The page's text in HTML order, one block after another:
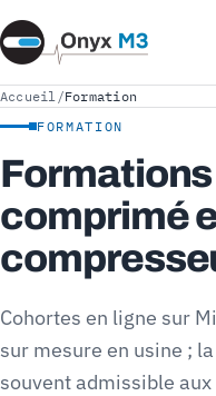
Accueil /Formation
FORMATION
Formations
comprimé
Cohortes en ligne sur
sur mesure en usine ;
souvent admissible